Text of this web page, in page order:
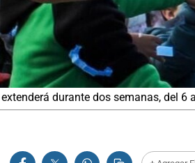
durante dos semanas, del 6